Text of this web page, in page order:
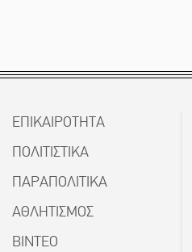
ΕΠΙΚΑΙΡΟΤΗΤΑ
ΠΟΛΙΤΙΣΤΙΚΑ
ΠΑΡΑΠΟΛΙΤΙΚΑ
ΑΘΛΗΤΙΣΜΟΣ
ΒΙΝΤΕΟ